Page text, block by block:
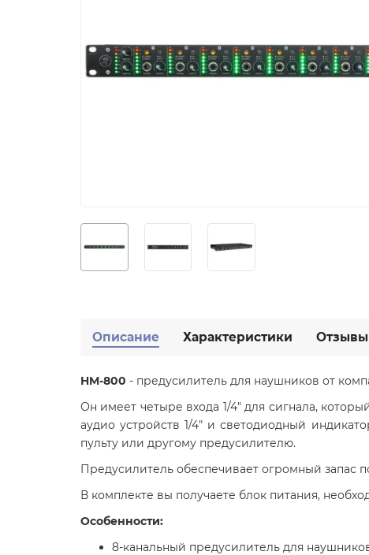
Описание Характеристики Отзывы
HM-800 - предусилитель для наушников от
Он имеет четыре входа 1/4" для сигнала,
аудио устройств 1/4" и светодиодный
пульту или другому предусилителю.
Предусилитель обеспечивает огромный запас
В комплекте вы получаете блок питания,
Особенности:
8-канальный предусилитель для